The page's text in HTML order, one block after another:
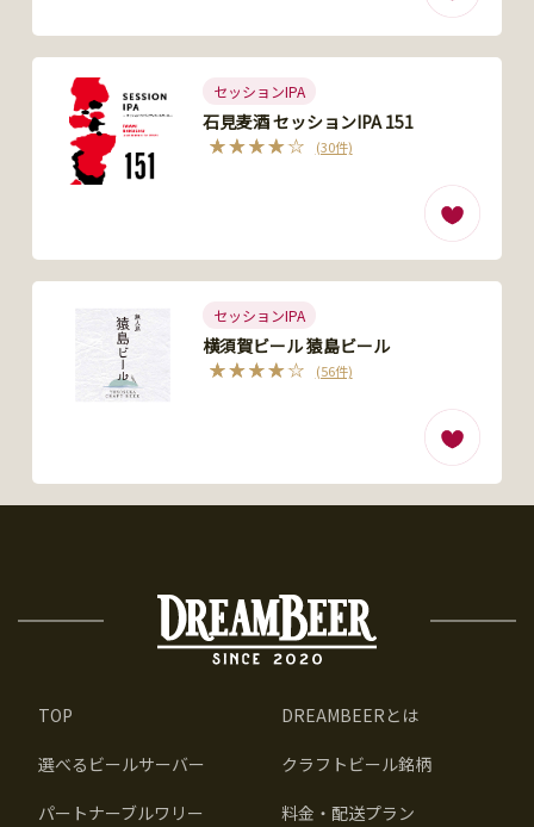
セッションIPA
石見麦酒 セッションIPA 151
(30件)
セッションIPA
横須賀ビール 猿島ビール
(56件)
TOP DREAMBEERとは
選べるビールサーバー クラフトビール銘柄
パートナーブルワリー 料金・配送プラン